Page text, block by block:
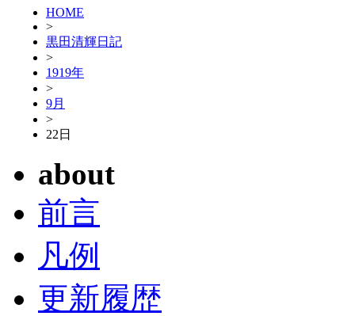
HOME
>
黒田清輝日記
>
1919年
>
9月
>
22日
about
前言
凡例
更新履歴